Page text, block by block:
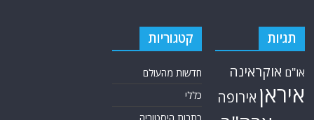
תגיות
או"ם אוקראינה
איראן אירופה
קטגוריות
חדשות מהעולם
כללי